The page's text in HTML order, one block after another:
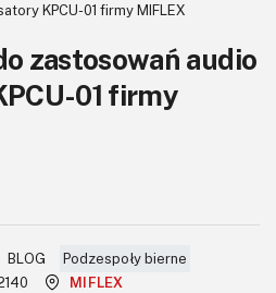
KPCU-01 firmy MIFLEX
zastosowań audio
01 firmy
BLOG
Podzespoły bierne
MIFLEX